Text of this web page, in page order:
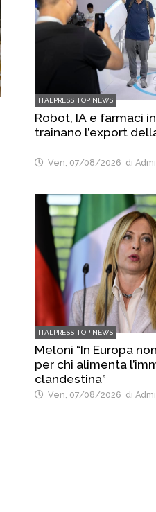
ITALPRESS TOP NEWS
Robot, IA e farmaci
trainano l’export
Ven, 07/08/2026 di
ITALPRESS TOP NEWS
Meloni “In Europa
per chi alimenta
clandestina”
Ven, 07/08/2026 di